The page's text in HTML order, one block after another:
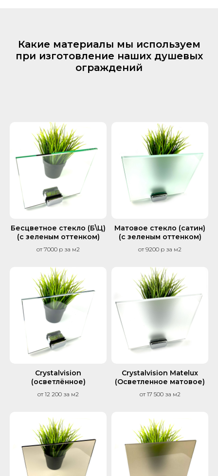
Какие материалы мы используем
при изготовление наших душевых
ограждений
Бесцветное стекло (Б\Ц)
(с зеленым оттенком)
от 7000 р за м2
Матовое стекло (сатин)
(с зеленым оттенком)
от 9200 р за м2
Crystalvision
(осветлённое)
от 12 200 за м2
Crystalvision Matelux
(Осветленное матовое)
от 17 500 за м2